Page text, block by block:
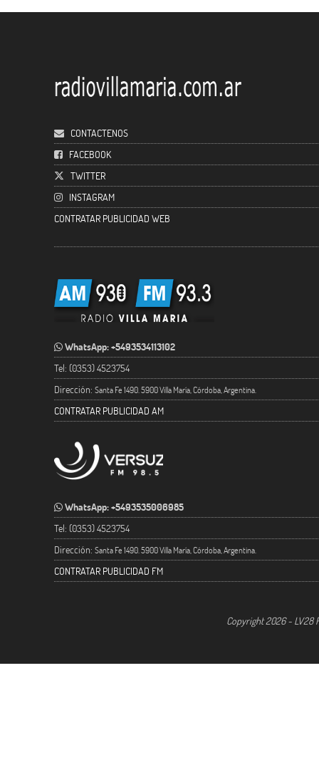
CONTACTENOS
FACEBOOK
TWITTER
INSTAGRAM
CONTRATAR PUBLICIDAD WEB
WhatsApp: +5493534113102
Tel: (0353) 4523754
Dirección: Santa Fe 1490. 5900 Villa María, Córdoba, Argentina.
CONTRATAR PUBLICIDAD AM
WhatsApp: +5493535006985
Tel: (0353) 4523754
Dirección: Santa Fe 1490. 5900 Villa María, Córdoba, Argentina.
CONTRATAR PUBLICIDAD FM
Copyright 2026 - LV28